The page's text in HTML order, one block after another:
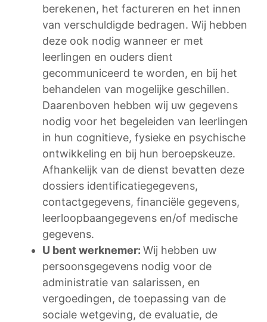
berekenen, het factureren en het innen
van verschuldigde bedragen. Wij hebben
deze ook nodig wanneer er met
leerlingen en ouders dient
gecommuniceerd te worden, en bij het
behandelen van mogelijke geschillen.
Daarenboven hebben wij uw gegevens
nodig voor het begeleiden van leerlingen
in hun cognitieve, fysieke en psychische
ontwikkeling en bij hun beroepskeuze.
Afhankelijk van de dienst bevatten deze
dossiers identificatiegegevens,
contactgegevens, financiële gegevens,
leerloopbaangegevens en/of medische
gegevens.
U bent werknemer:Wij hebben uw
persoonsgegevens nodig voor de
administratie van salarissen, en
vergoedingen, de toepassing van de
sociale wetgeving, de evaluatie, de